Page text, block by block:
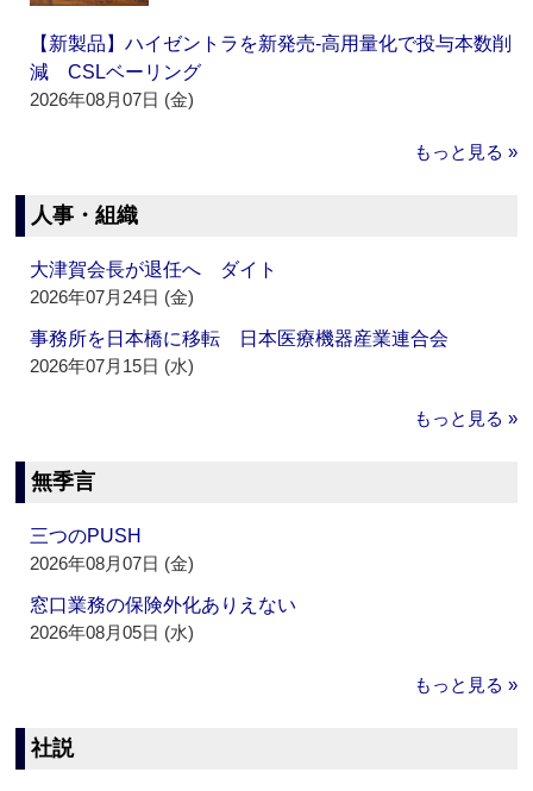
【新製品】ハイゼントラを新発売‐高用量化で投与本数削
減 CSLベーリング
2026年08月07日 (金)
もっと見る »
人事・組織
大津賀会長が退任へ ダイト
2026年07月24日 (金)
事務所を日本橋に移転 日本医療機器産業連合会
2026年07月15日 (水)
もっと見る »
無季言
三つのPUSH
2026年08月07日 (金)
窓口業務の保険外化ありえない
2026年08月05日 (水)
もっと見る »
社説